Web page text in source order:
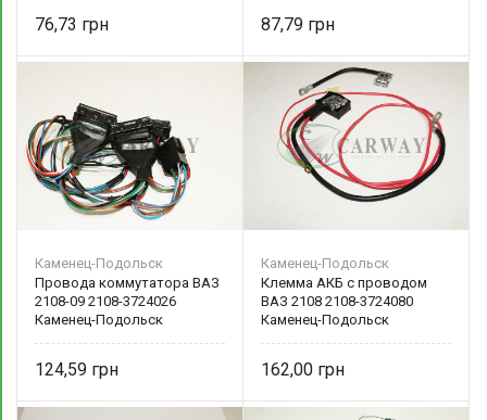
76,73 87,79
Каменец-Подольск
Провода коммутатора ВАЗ
2108-09 2108-3724026
Каменец-Подольск
124,59
Каменец-Подольск
Клемма АКБ с проводом
ВАЗ 2108 2108-3724080
Каменец-Подольск
162,00